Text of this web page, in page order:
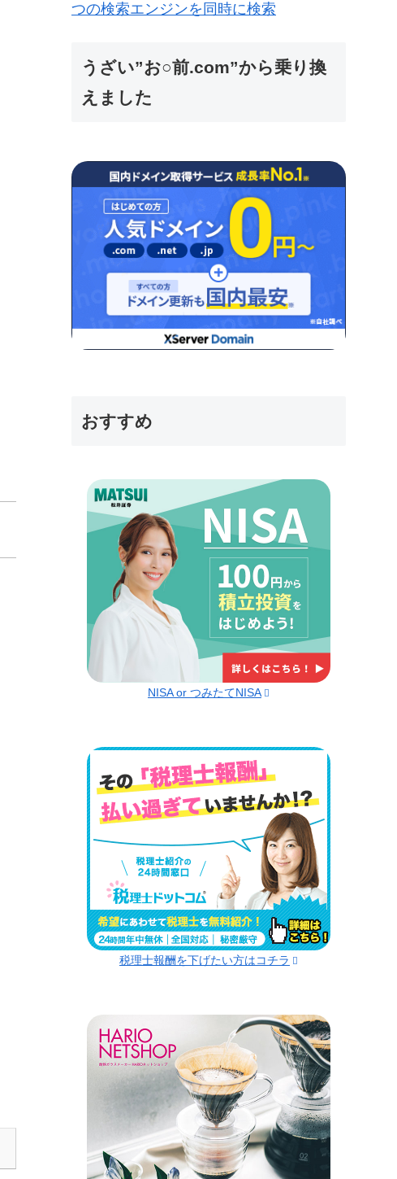
つの検索エンジンを同時に検索
うざい”お○前.com”から乗り換
えました
おすすめ
NISA or つみたてNISA
税理士報酬を下げたい方はコチラ